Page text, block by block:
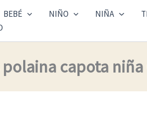
BEBÉ NIÑO NIÑA
capota